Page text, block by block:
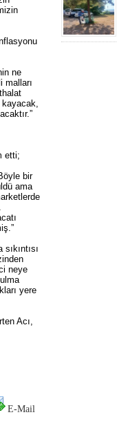
ne
malları
kayacak,
etti;
bir
ama
neye
yere
Acı,
E-Mail